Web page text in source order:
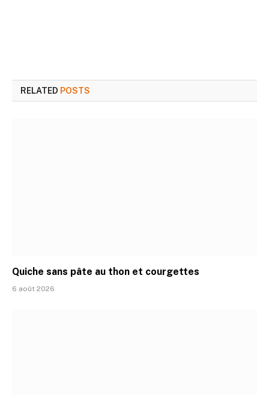
RELATED POSTS
Quiche sans pâte au thon et courgettes
6 août 2026